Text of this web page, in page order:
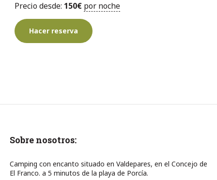
Precio desde: 150€ por noche
Hacer reserva
Sobre nosotros:
Camping con encanto situado en Valdepares, en el Concejo de
El Franco. a 5 minutos de la playa de Porcía.